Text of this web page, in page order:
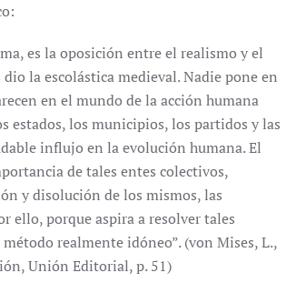
es la oposición entre el realismo y el
la escolástica medieval. Nadie pone en
en el mundo de la acción humana
estados, los municipios, los partidos y las
influjo en la evolución humana. El
de tales entes colectivos,
y disolución de los mismos, las
ello, porque aspira a resolver tales
realmente idóneo”. (von Mises, L.,
Unión Editorial, p. 51)